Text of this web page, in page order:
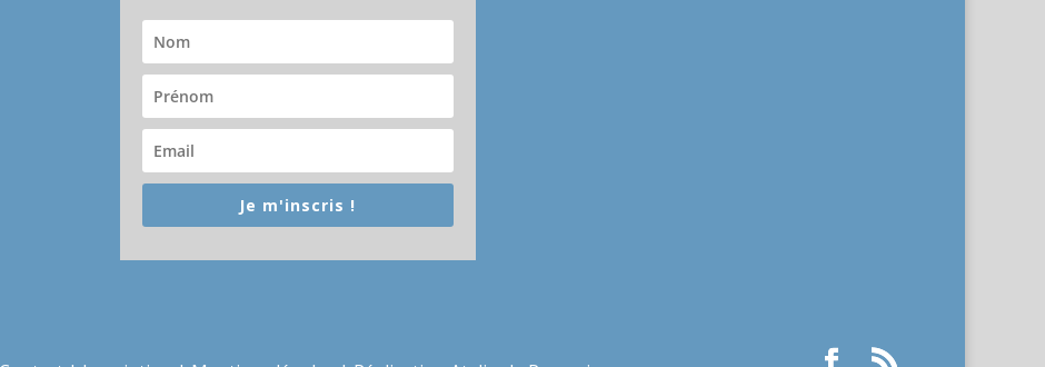
Je m'inscris !